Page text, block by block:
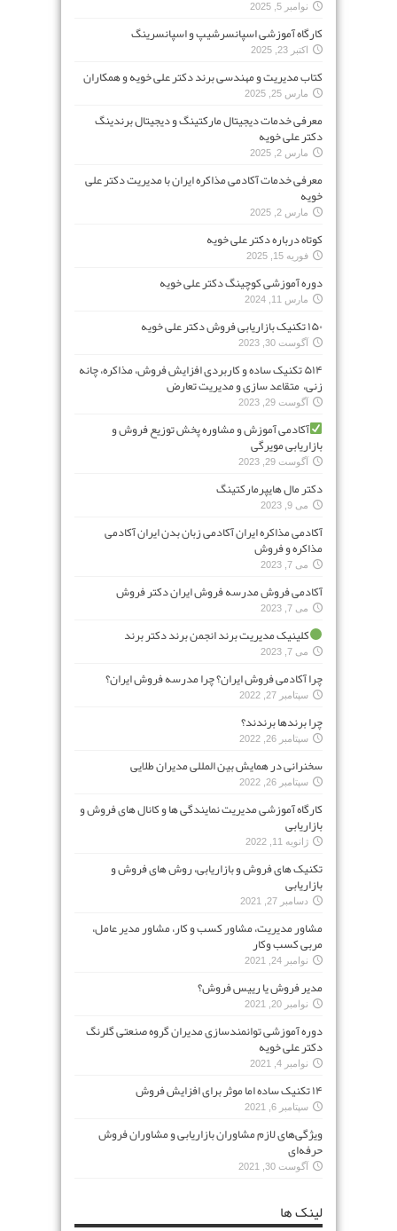
نوامبر 5, 2025
کارگاه آموزشی اسپانسرشیپ و اسپانسرینگ
اکتبر 23, 2025
کتاب مدیریت و مهندسی برند دکتر علی خویه و همکاران
مارس 25, 2025
معرفی خدمات دیجیتال مارکتینگ و دیجیتال برندینگ
دکتر علی خویه
مارس 2, 2025
معرفی خدمات آکادمی مذاکره ایران با مدیریت دکتر علی
خویه
مارس 2, 2025
کوتاه درباره دکتر علی خویه
فوریه 15, 2025
دوره آموزشی کوچینگ دکتر علی خویه
مارس 11, 2024
۱۵۰ تکنیک بازاریابی فروش دکتر علی خویه
آگوست 30, 2023
۵۱۴ تکنیک ساده و کاربردی افزایش فروش، مذاکره، چانه
زنی، متقاعد سازی و مدیریت تعارض
آگوست 29, 2023
آکادمی آموزش و مشاوره پخش توزیع فروش و
بازاریابی مویرگی
آگوست 29, 2023
دکتر مال هایپرمارکتینگ
می 9, 2023
آکادمی مذاکره ایران آکادمی زبان بدن ایران آکادمی
مذاکره و فروش
می 7, 2023
آکادمی فروش مدرسه فروش ایران دکتر فروش
می 7, 2023
کلینیک مدیریت برند انجمن برند دکتر برند
می 7, 2023
چرا آکادمی فروش ایران؟ چرا مدرسه فروش ایران؟
سپتامبر 27, 2022
چرا برندها برندند؟
سپتامبر 26, 2022
سخنرانی در همایش بین المللی مدیران طلایی
سپتامبر 26, 2022
کارگاه آموزشی مدیریت نمایندگی ها و کانال های فروش و
بازاریابی
ژانویه 11, 2022
تکنیک های فروش و بازاریابی، روش های فروش و
بازاریابی
دسامبر 27, 2021
مشاور مدیریت، مشاور کسب و کار، مشاور مدیر عامل،
مربی کسب وکار
نوامبر 24, 2021
مدیر فروش یا رییس فروش؟
نوامبر 20, 2021
دوره آموزشی توانمندسازی مدیران گروه صنعتی گلرنگ
دکتر علی خویه
نوامبر 4, 2021
۱۴ تکنیک ساده اما موثر برای افزایش فروش
سپتامبر 6, 2021
ویژگی‌های لازم مشاوران بازاریابی و مشاوران فروش
حرفه‌ای
آگوست 30, 2021
لینک ها